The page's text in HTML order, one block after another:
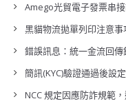
Amego光貿電子發票串
黑貓物流拋單列印注意事
錯誤訊息：統一金流回傳
簡訊(KYC)驗證通過後設定
NCC 規定因應防詐規範